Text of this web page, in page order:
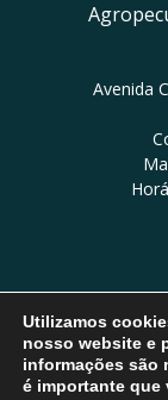
Avenida
Utilizamos
nosso website e
informações são
é importante que